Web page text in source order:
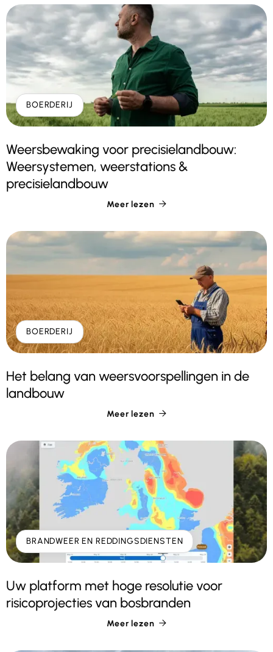
BOERDERIJ
Weersbewaking voor precisielandbouw:
Weersystemen, weerstations &
precisielandbouw
Meer lezen 
BOERDERIJ
Het belang van weersvoorspellingen in de
landbouw
Meer lezen 
BRANDWEER EN REDDINGSDIENSTEN
Uw platform met hoge resolutie voor
risicoprojecties van bosbranden
Meer lezen 